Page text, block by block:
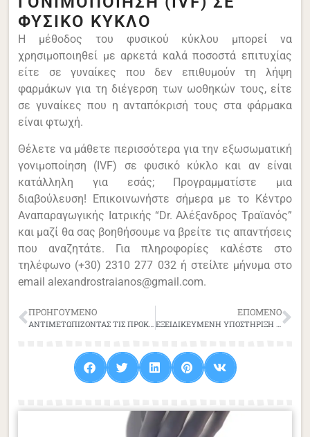
ΦΥΣΙΚΟ ΚΥΚΛΟ
Η μέθοδος του φυσικού κύκλου μπορεί να
χρησιμοποιηθεί με αρκετά καλά ποσοστά επιτυχίας
είτε σε γυναίκες που δεν επιθυμούν τη λήψη
φαρμάκων για τη διέγερση των ωοθηκών τους, είτε
σε γυναίκες που η ανταπόκρισή τους στα φάρμακα
είναι φτωχή.
Θέλετε να μάθετε περισσότερα για την εξωσωματική
γονιμοποίηση (IVF) σε φυσικό κύκλο και αν είναι
κατάλληλη για εσάς; Προγραμματίστε μια
διαβούλευση! Επικοινωνήστε σήμερα με το Κέντρο
Αναπαραγωγικής Ιατρικής “Dr. Αλέξανδρος Τραϊανός”
και μαζί θα σας βοηθήσουμε να βρείτε τις απαντήσεις
που αναζητάτε. Για πληροφορίες καλέστε στο
τηλέφωνο (+30) 2310 277 032 ή στείλτε μήνυμα στο
email alexandrostraianos@gmail.com.
ΠΡΟΗΓΟΎΜΕΝΟ
ΑΝΤΙΜΕΤΩΠΙΖΟΝΤΑΣ ΤΙΣ ΠΡΟΚΛΗΣΕΙΣ
ΕΠΌΜΕΝΟ
ΕΞΕΙΔΙΚΕΥΜΕΝΗ ΥΠΟΣΤΗΡΙΞΗ ΚΥΗΣΗΣ